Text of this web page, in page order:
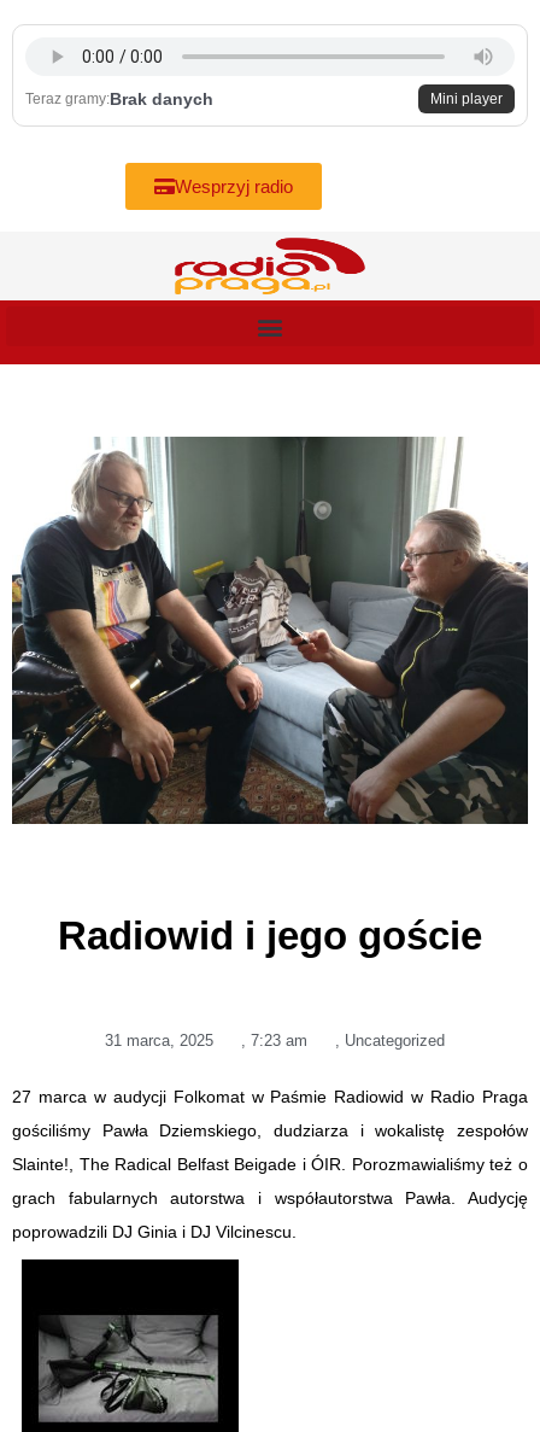
content
Teraz gramy:Brak danych Mini player
Wesprzyj radio
Radiowid i jego goście
31 marca, 2025 , 7:23 am , Uncategorized
27 marca w audycji Folkomat w Paśmie Radiowid w Radio Praga
gościliśmy Pawła Dziemskiego, dudziarza i wokalistę zespołów
Slainte!, The Radical Belfast Beigade i ÓIR. Porozmawialiśmy też o
grach fabularnych autorstwa i współautorstwa Pawła. Audycję
poprowadzili DJ Ginia i DJ Vilcinescu.